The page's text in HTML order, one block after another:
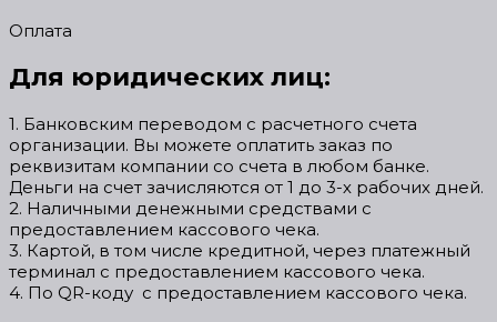
Оплата
Для юридических лиц:
1. Банковским переводом с расчетного счета
организации. Вы можете оплатить заказ по
реквизитам компании со счета в любом банке.
Деньги на счет зачисляются от 1 до 3-х рабочих дней.
2. Наличными денежными средствами с
предоставлением кассового чека.
3. Картой, в том числе кредитной, через платежный
терминал с предоставлением кассового чека.
4. По QR-коду с предоставлением кассового чека.